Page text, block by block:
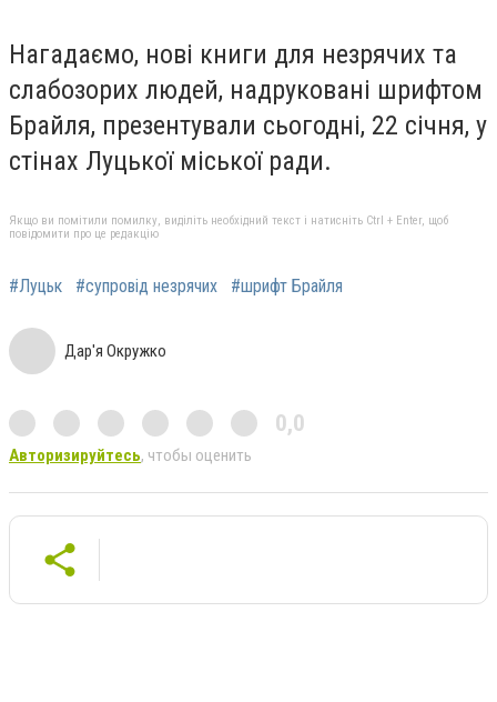
Нагадаємо, нові книги для незрячих та
слабозорих людей, надруковані шрифтом
Брайля, презентували сьогодні, 22 січня, у
стінах Луцької міської ради.
Якщо ви помітили помилку, виділіть необхідний текст і натисніть Ctrl + Enter, щоб
повідомити про це редакцію
#Луцьк #супровід незрячих #шрифт Брайля
Дар'я Окружко
0,0
Авторизируйтесь, чтобы оценить